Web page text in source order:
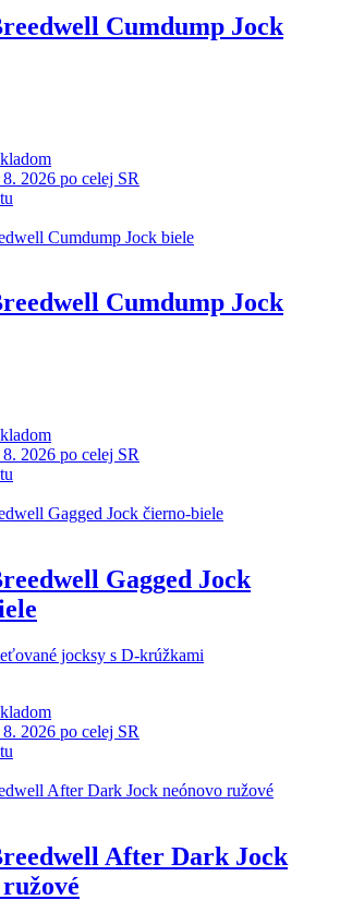
Cumdump Jock
2026 po celej SR
Cumdump Jock
2026 po celej SR
Gagged Jock
jocksy s D-krúžkami
2026 po celej SR
After Dark Jock